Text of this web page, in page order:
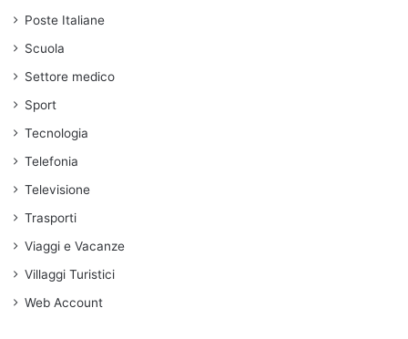
Poste Italiane
Scuola
Settore medico
Sport
Tecnologia
Telefonia
Televisione
Trasporti
Viaggi e Vacanze
Villaggi Turistici
Web Account